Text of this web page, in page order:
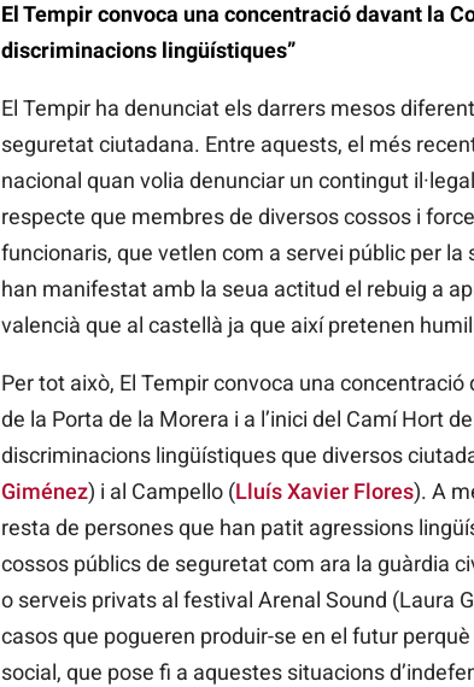
El Tempir convoca una concentració davant la
discriminacions lingüístiques”
El Tempir ha denunciat els darrers mesos
seguretat ciutadana. Entre aquests, el més
nacional quan volia denunciar un contingut
respecte que membres de diversos cossos i
funcionaris, que vetlen com a servei públic per
han manifestat amb la seua actitud el rebuig a
valencià que al castellà ja que així pretenen
Per tot això, El Tempir convoca una
de la Porta de la Morera i a l’inici del Camí Hort
discriminacions lingüístiques que diversos
Giménez) i al Campello (Lluís Xavier Flores). A
resta de persones que han patit agressions
cossos públics de seguretat com ara la guàrdia
o serveis privats al festival Arenal Sound (Laura
casos que pogueren produir-se en el futur
social, que pose fi a aquestes situacions